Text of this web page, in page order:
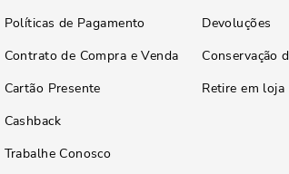
Políticas de Pagamento
Contrato de Compra e Venda
Cartão Presente
Cashback
Trabalhe Conosco
Devoluções
Conservação
Retire em loja